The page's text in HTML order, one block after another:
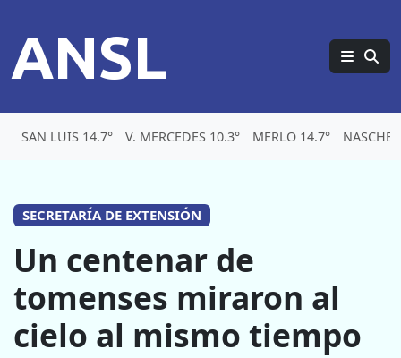
ANSL
SAN LUIS 14.7° V. MERCEDES 10.3° MERLO 14.7°
SECRETARÍA DE EXTENSIÓN
Un centenar de
tomenses miraron al
cielo al mismo tiempo